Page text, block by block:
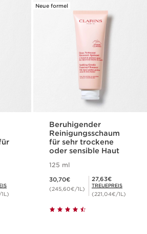
Neue formel
Beruhigender
Reinigungsschaum
für sehr trockene
oder sensible Haut
125 ml
30,70€
(245,60€/1L)
Mitgliederpreis 27,63€
27,63€
TREUEPREIS
(221,04€/1L)